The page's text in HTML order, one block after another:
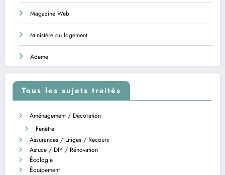
Magazine Web
Ministère du logement
Ademe
Tous les sujets traités
Aménagement / Décoration
Fenêtre
Assurances / Litiges / Recours
Astuce / DIY / Rénovation
Écologie
Équipement